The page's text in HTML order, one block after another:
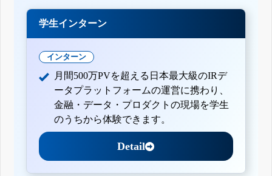
学生インターン
インターン
月間500万PVを超える日本最大級のIRデ
ータプラットフォームの運営に携わり、
金融・データ・プロダクトの現場を学生
のうちから体験できます。
Detail